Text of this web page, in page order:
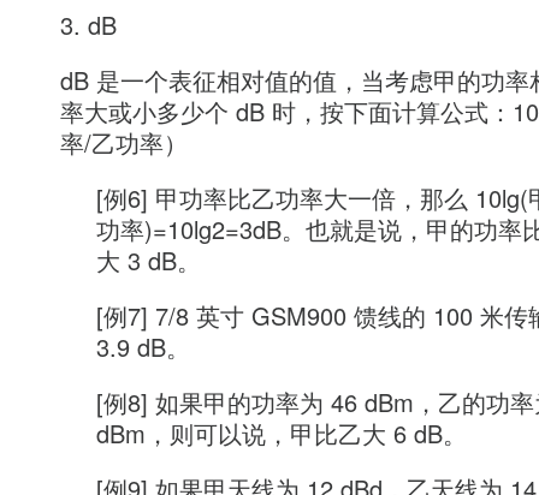
3. dB
dB 是一个表征相对值的值，当考虑甲的功率
率大或小多少个 dB 时，按下面计算公式：
率/乙功率）
[例6] 甲功率比乙功率大一倍，那么 10lg(
功率)=10lg2=3dB。也就是说，甲的功率
大 3 dB。
[例7] 7/8 英寸 GSM900 馈线的 100 米传
3.9 dB。
[例8] 如果甲的功率为 46 dBm，乙的功
dBm，则可以说，甲比乙大 6 dB。